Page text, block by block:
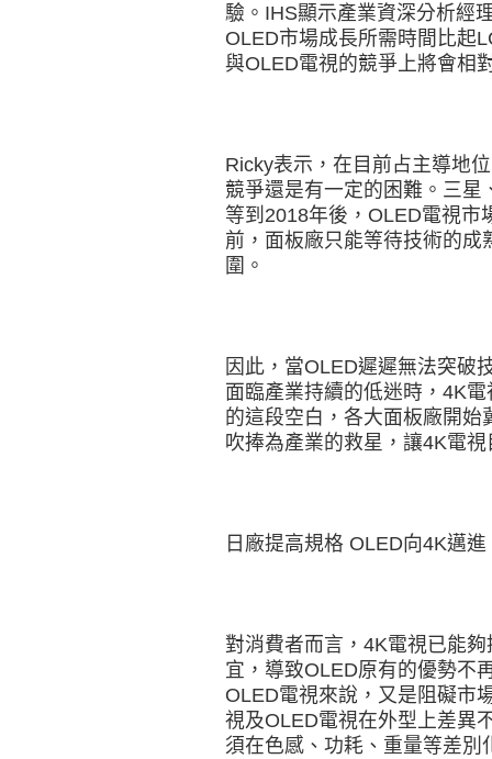
驗。IHS顯示產業資深分析經
OLED市場成長所需時間比起
與OLED電視的競爭上將會相
Ricky表示，在目前占主導地
競爭還是有一定的困難。三
等到2018年後，OLED電視市
前，面板廠只能等待技術的
圍。
因此，當OLED遲遲無法突破
面臨產業持續的低迷時，4K
的這段空白，各大面板廠開
吹捧為產業的救星，讓4K電
日廠提高規格 OLED向4K邁進
對消費者而言，4K電視已能
宜，導致OLED原有的優勢不
OLED電視來說，又是阻礙市
視及OLED電視在外型上差異
須在色感、功耗、重量等差